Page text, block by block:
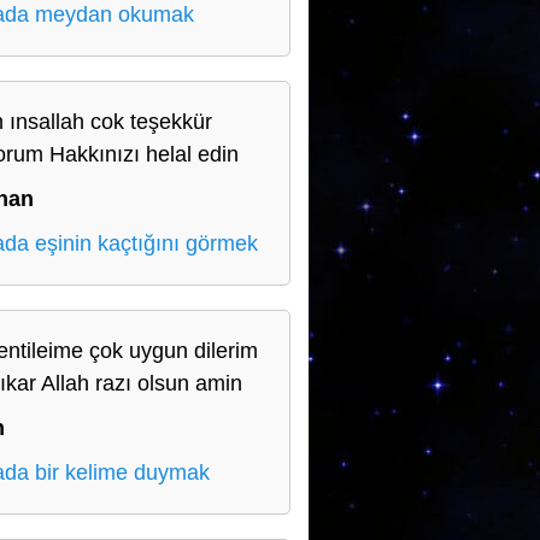
meydan okumak
ınsallah cok teşekkür
Hakkınızı helal edin
eşinin kaçtığını görmek
çok uygun dilerim
Allah razı olsun amin
bir kelime duymak